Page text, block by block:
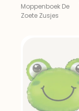
Moppenboek De
Zoete Zusjes